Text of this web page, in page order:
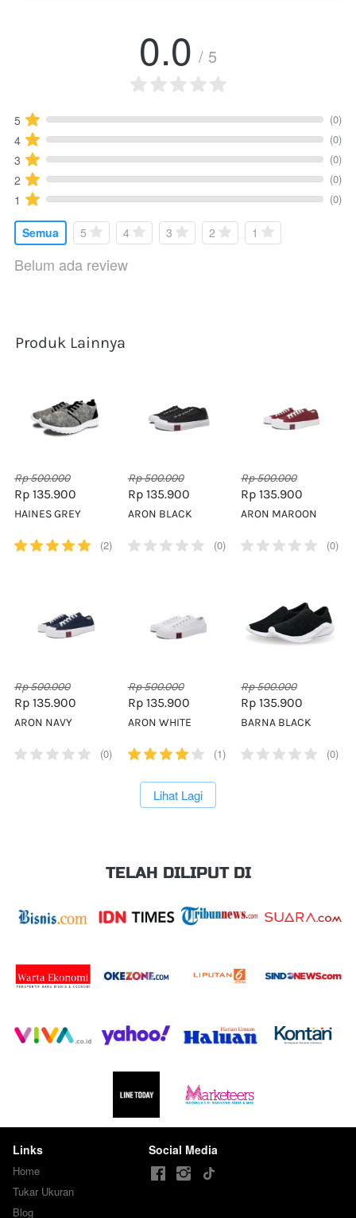
0.0 / 5
5 (0)
4 (0)
3 (0)
2 (0)
1 (0)
Semua 5 4 3 2 1
Belum ada review
Produk Lainnya
Rp 500.000
Rp 135.900
HAINES GREY
(2)
Rp 500.000
Rp 135.900
ARON BLACK
(0)
Rp 500.000
Rp 135.900
ARON MAROON
(0)
Rp 500.000
Rp 135.900
ARON NAVY
(0)
Rp 500.000
Rp 135.900
ARON WHITE
(1)
Rp 500.000
Rp 135.900
BARNA BLACK
(0)
`Lihat Lagi
TELAH DILIPUT DI
Links
Home
Tukar Ukuran
Blog
Social Media